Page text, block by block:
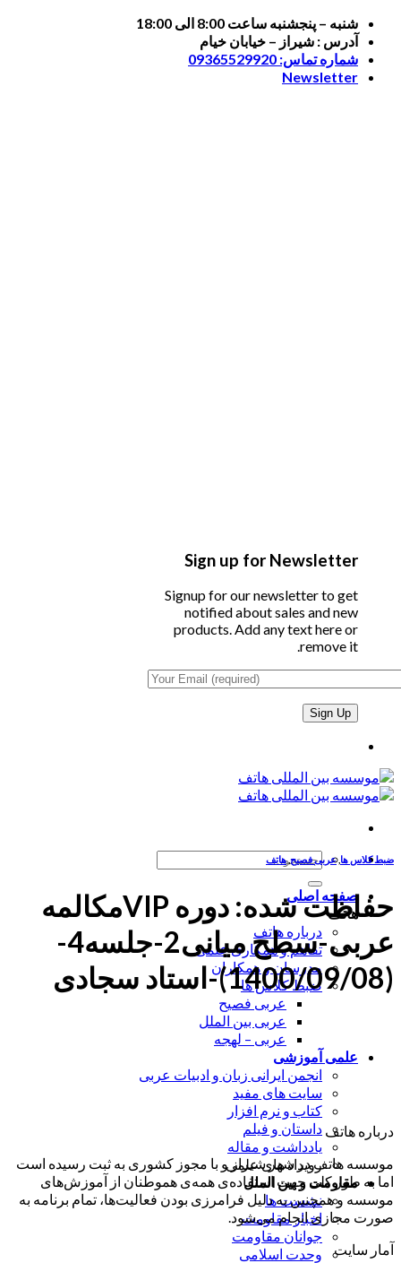
Skip
content
شنبه – پنجشنبه ساعت 8:00 الی 18:00
آدرس : شیراز – خیابان خیام
شماره تماس: 09365529920
Newsletter
Sign up for Newsletter
Signup for our newsletter to get
notified about sales and new
products. Add any text here or
remove it.
جستجو
صفحه اصلی
هاتف
درباره هاتف
تفاهم و همکاری علمی
مدرسان و همکاران
ضبط کلاس ها
عربی فصیح
عربی بین الملل
عربی – لهجه
علمی آموزشی
انجمن ایرانی زبان و ادبیات عربی
سایت های مفید
کتاب و نرم افزار
داستان و فیلم
یادداشت و مقاله
رویداد های علمی
مقاومت و بین الملل
نشست ها
اخبار مقاومت
جوانان مقاومت
وحدت اسلامی
ضبط کلاس ها ,عربی فصیح,هاتف
حفاظت شده: دوره VIPمکالمه
عربی-سطح میانی2-جلسه4-
(1400/09/08)-استاد سجادی
درباره هاتف
موسسه هاتف در شهر شیراز و با مجوز کشوری به ثبت رسیده است
اما به طور کلی جهت استفاده‌ی همه‌ی هموطنان از آموزش‌های
موسسه و همچنین به دلیل فرامرزی بودن فعالیت‌ها، تمام برنامه به
صورت مجازی انجام می‌شود.
آمار سایت